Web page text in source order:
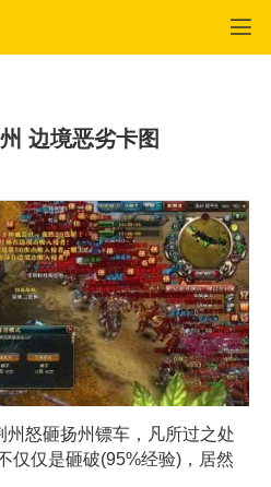
边境恶劣卡图
怒砸扬州镖车，凡所过之处
仅仅是砸破(95%经验)，居然